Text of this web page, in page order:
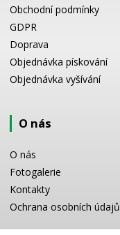
Obchodní podmínky
GDPR
Doprava
Objednávka pískování
Objednávka vyšívání
O nás
O nás
Fotogalerie
Kontakty
Ochrana osobních údajů